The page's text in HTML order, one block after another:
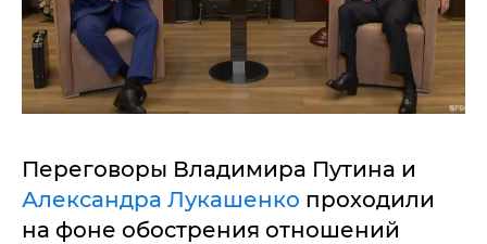
Переговоры Владимира Путина и
Александра Лукашенко проходили
на фоне обострения отношений